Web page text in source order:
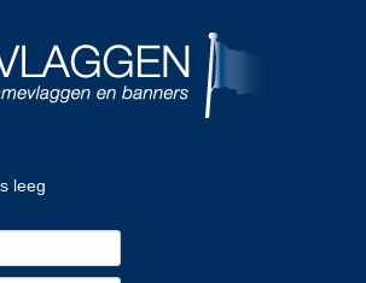
leeg